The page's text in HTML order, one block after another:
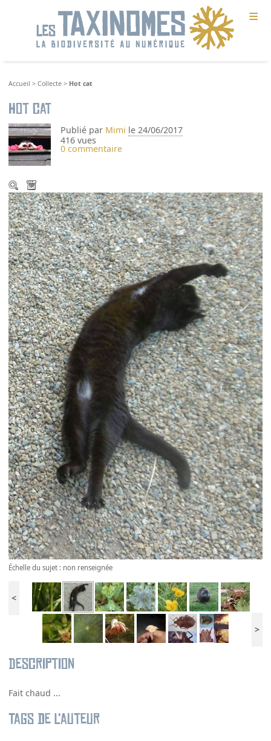
≡
Accueil >Collecte > Hot cat
Hot cat
Publié par Mimi le 24/06/2017
416 vues
0 commentaire
Échelle du sujet : non renseignée
<
>
Description
Fait chaud ...
Tags de l’auteur